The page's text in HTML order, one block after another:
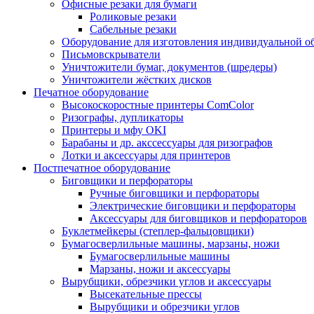
Офисные резаки для бумаги
Роликовые резаки
Сабельные резаки
Оборудование для изготовления индивидуальной
Письмовскрыватели
Уничтожители бумаг, документов (шредеры)
Уничтожители жёстких дисков
Печатное оборудование
Высокоскоростные принтеры ComColor
Ризографы, дупликаторы
Принтеры и мфу OKI
Барабаны и др. акссессуары для ризографов
Лотки и аксессуары для принтеров
Постпечатное оборудование
Биговщики и перфораторы
Ручные биговщики и перфораторы
Электрические биговщики и перфораторы
Аксессуары для биговщиков и перфораторов
Буклетмейкеры (степлер-фальцовщики)
Бумагосверлильные машины, марзаны, ножи
Бумагосверлильные машины
Марзаны, ножи и аксессуары
Вырубщики, обрезчики углов и аксессуары
Высекательные прессы
Вырубщики и обрезчики углов